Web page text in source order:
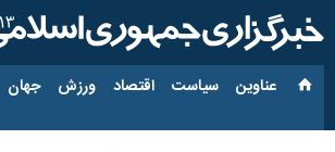
عناوین‌ سیاست اقتصاد ورزش جهان